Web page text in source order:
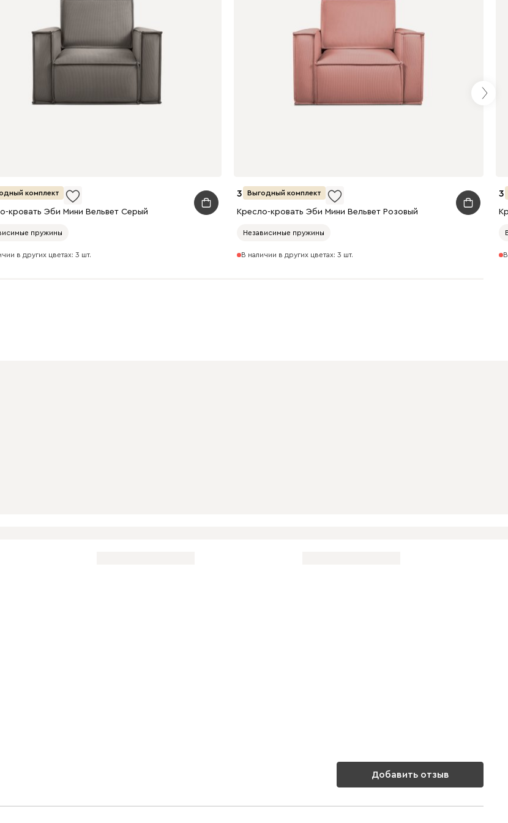
комплект
кровать Эби Мини Вельвет Серый
пружины
в других цветах: 3 шт.
Выгодный комплект
38 990
Кресло-кровать Эби Мини Вельвет Розовый
Независимые пружины
В наличии в других цветах: 3 шт. В
Добавить отзыв